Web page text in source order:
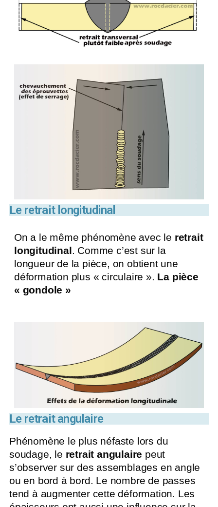
Le retrait longitudinal
On a le même phénomène avec le retrait
longitudinal. Comme c’est sur la
longueur de la pièce, on obtient une
déformation plus « circulaire ». La pièce
« gondole »
Le retrait angulaire
Phénomène le plus néfaste lors du
soudage, le retrait angulaire peut
s’observer sur des assemblages en angle
ou en bord à bord. Le nombre de passes
tend à augmenter cette déformation. Les